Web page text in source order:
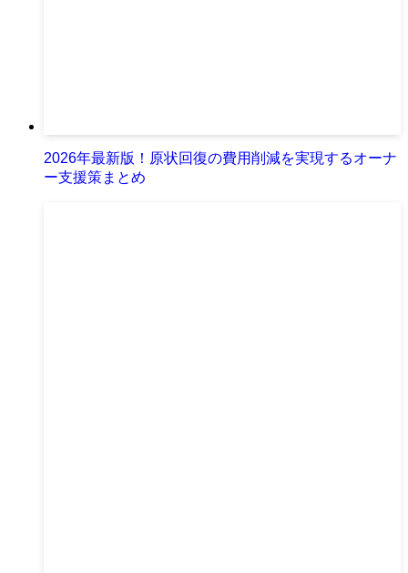
2026年最新版！原状回復の費用削減を実現するオーナ
ー支援策まとめ